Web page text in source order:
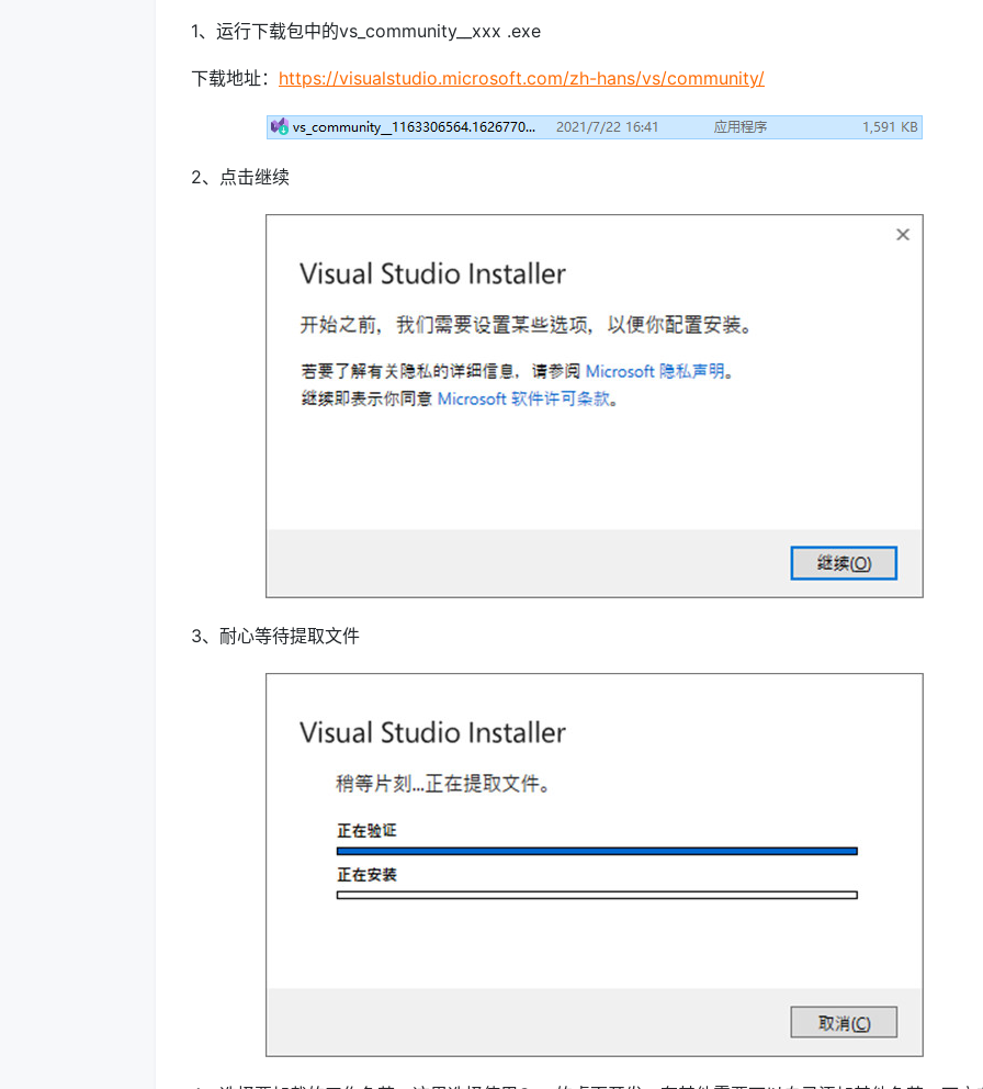
1、运行下载包中的vs_community__xxx .exe
下载地址： https://visualstudio.microsoft.com/zh-hans/vs/community/
2、点击继续
3、耐心等待提取文件